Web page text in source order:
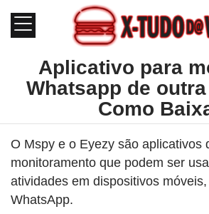
Aplicativo para
Whatsapp de
Como
O Mspy e o Eyezy são aplicativos
monitoramento que podem ser
atividades em dispositivos
WhatsApp.